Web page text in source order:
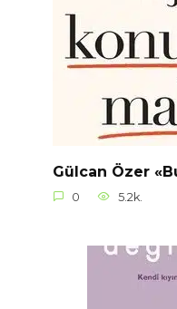
Gülcan Özer
0 5.2k.